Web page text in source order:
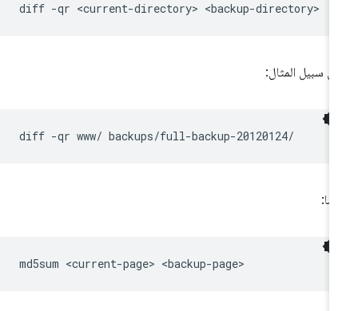
diff -qr <current-directory>
سبيل المثال:
diff -qr www/
md5sum <current-page>